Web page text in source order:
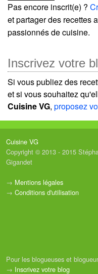
Pas encore inscrit(e) ?
et partager des recettes
passionnés de cuisine.
Inscrivez votre
Si vous publiez des
et si vous souhaitez
Cuisine VG, proposez
Cuisine VG
Copyright © 2013 - 2015
Gigandet
→ Mentions légales
→ Conditions d'utilisation
Pour les blogueuses et
→ Inscrivez votre blog